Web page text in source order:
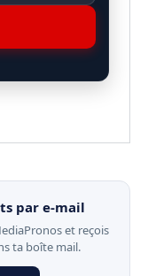
par e-mail
et reçois
ta boîte mail.